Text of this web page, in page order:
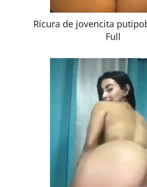
Ricura de jovencita
Full